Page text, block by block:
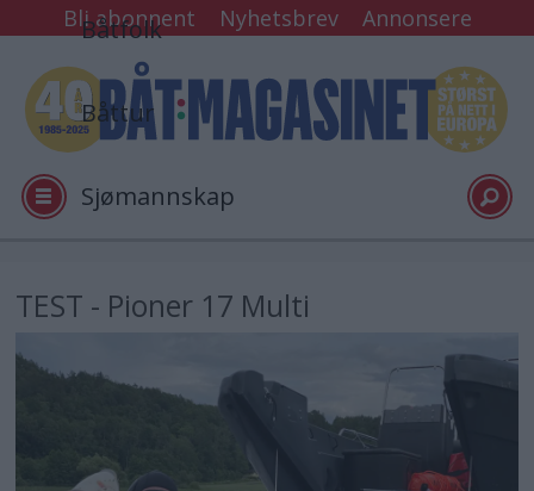
Bli abonnent Nyhetsbrev Annonsere
Båtfolk
Båttur
Sjømannskap
TEST - Pioner 17 Multi